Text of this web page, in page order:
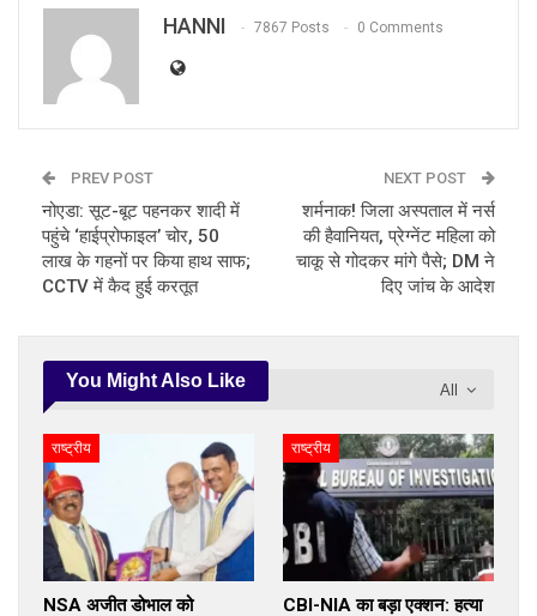
HANNI 7867 Posts 0 Comments
PREV POST
नोएडा: सूट-बूट पहनकर शादी में
पहुंचे ‘हाईप्रोफाइल’ चोर, 50
लाख के गहनों पर किया हाथ साफ;
CCTV में कैद हुई करतूत
NEXT POST
शर्मनाक! जिला अस्पताल में नर्स
की हैवानियत, प्रेग्नेंट महिला को
चाकू से गोदकर मांगे पैसे; DM ने
दिए जांच के आदेश
All
You Might Also Like
राष्ट्रीय
NSA अजीत डोभाल को
राष्ट्रीय
CBI-NIA का बड़ा एक्शन: हत्या